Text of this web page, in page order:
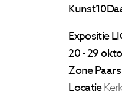
Expositie
20 - 29
Zone
Locatie